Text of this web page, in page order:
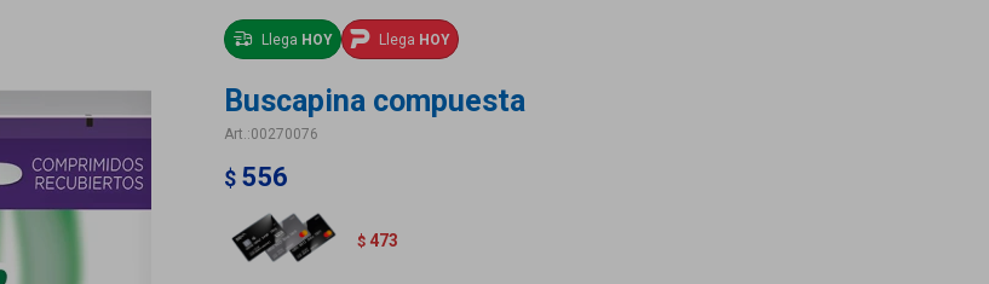
Llega HOY Llega HOY
Buscapina compuesta
00270076
$ 556
$ 473